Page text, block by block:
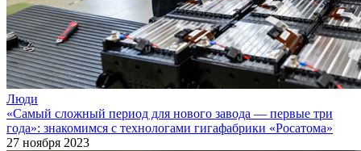
Люди
«Самый сложный период для нового завода — первые три
года»: знакомимся с технологами гигафабрики «Росатома»
27 ноября 2023